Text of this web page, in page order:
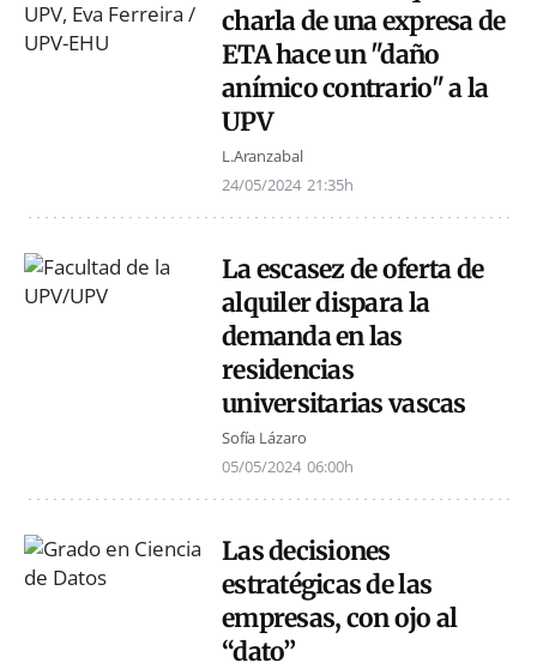
charla de una expresa de
ETA hace un "daño
anímico contrario" a la
UPV
L.Aranzabal
24/05/2024 21:35h
La escasez de oferta de
alquiler dispara la
demanda en las
residencias
universitarias vascas
Sofía Lázaro
05/05/2024 06:00h
Las decisiones
estratégicas de las
empresas, con ojo al
“dato”